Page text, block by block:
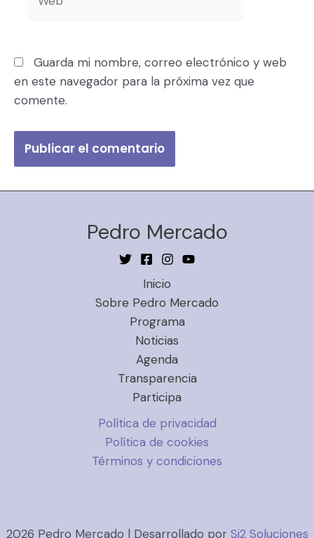
Guarda mi nombre, correo electrónico y web
en este navegador para la próxima vez que
comente.
Pedro Mercado
Inicio
Sobre Pedro Mercado
Programa
Noticias
Agenda
Transparencia
Participa
Política de privacidad
Política de cookies
Términos y condiciones
2026 Pedro Mercado | Desarrollado por Si2 Soluciones